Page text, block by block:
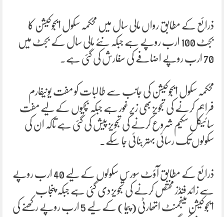
ذرائع کے مطابق رواں مالی سال میں محکمہ سکول ایجوکیشن کا
بجٹ 100 ارب روپے ہے جبکہ نئے مالی سال کے بجٹ میں
70 ارب روپے اضافے کی سفارش کی گئی ہے۔
محکمہ سکول ایجوکیشن کی جانب سے طالبات کو مفت یونیفارم
فراہم کرنے کی تجویز بھی زیر غور ہے جبکہ بچیوں کے لیے مفت
سائیکل سکیم شروع کرنے کی تجویز پیش کی گئی ہے تاکہ ان کی
سکولوں تک رسائی بہتر بنائی جا سکے۔
ذرائع کے مطابق آؤٹ سورس سکولوں کے لیے 40 ارب روپے
سے زائد فنڈز مختص کرنے کی تجویز دی گئی ہے جبکہ پنجاب
ایجوکیشن مینجمنٹ اتھارٹی (پیما) کے لیے 5 ارب روپے رکھنے کی